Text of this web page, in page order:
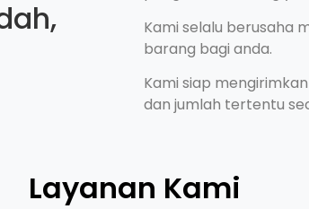
Kami selalu berusaha
barang bagi anda.
Kami siap
dan jumlah tertentu
Layanan Kami